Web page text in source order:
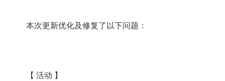
本次更新优化及修复了以下问题：
【 活动 】